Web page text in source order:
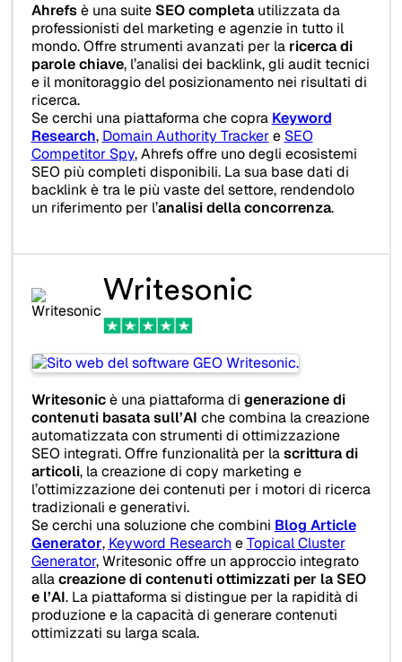
Ahrefsè una suite SEO completautilizzata da
professionisti del marketing e agenzie in tutto il
mondo. Offre strumenti avanzati per la ricerca di
parole chiave, l’analisi dei backlink, gli audit tecnici
e il monitoraggio del posizionamento nei risultati di
ricerca.
Se cerchi una piattaforma che copra Keyword
Research, Domain Authority Trackere SEO
Competitor Spy, Ahrefs offre uno degli ecosistemi
SEO più completi disponibili. La sua base dati di
backlink è tra le più vaste del settore, rendendolo
un riferimento per l’analisi della concorrenza.
Writesonic
Writesonicè una piattaforma di generazione di
contenuti basata sull’AI che combina la creazione
automatizzata con strumenti di ottimizzazione
SEO integrati. Offre funzionalità per lascrittura di
articoli, la creazione di copy marketing e
l’ottimizzazione dei contenuti per i motori di ricerca
tradizionali e generativi.
Se cerchi una soluzione che combini Blog Article
Generator, Keyword Research eTopical Cluster
Generator, Writesonic offre un approccio integrato
allacreazione di contenuti ottimizzati per la SEO
e l’AI. La piattaforma si distingue per la rapidità di
produzione e la capacità di generare contenuti
ottimizzati su larga scala.